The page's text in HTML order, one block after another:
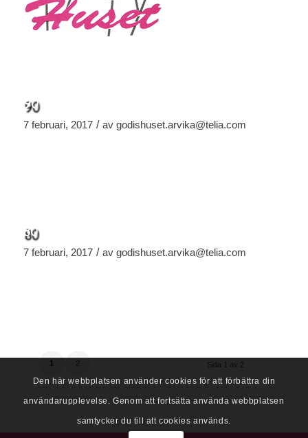
90
7 februari, 2017 / av godishuset.arvika@telia.com
80
7 februari, 2017 / av godishuset.arvika@telia.com
Sida 1 av 2
1
Den här webbplatsen använder cookies för att förbättra din
användarupplevelse. Genom att fortsätta använda webbplatsen
samtycker du till att cookies används.